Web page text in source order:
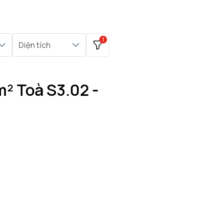
Diện tích
1
Toà S3.02 -